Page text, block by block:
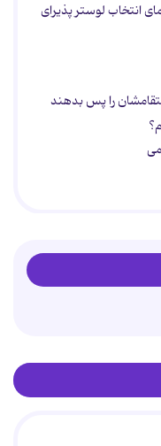
انتخاب لوستر پذیرای